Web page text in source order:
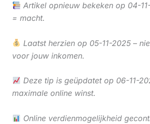
Artikel opnieuw bekeken op 04-
= macht.
Laatst herzien op 05-11-2025 –
voor jouw inkomen.
Deze tip is geüpdatet op 06-11-
maximale online winst.
Online verdienmogelijkheid